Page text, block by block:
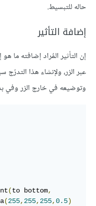
حاله للتبسيط.
إضافة التأثير
عبر الزر، ولإنشاء هذا
وتوضيعه في خارج الزر وفي
(to bottom,
(255, 255, 255,0.5)